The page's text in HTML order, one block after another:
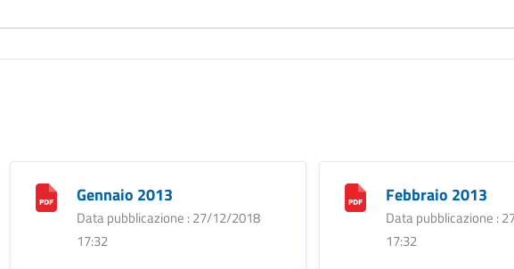
Gennaio 2013
Data pubblicazione : 27/12/2018
17:32
Febbraio 2013
Data pubblicazione :
17:32